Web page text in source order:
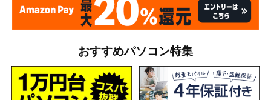
おすすめパソコン特集